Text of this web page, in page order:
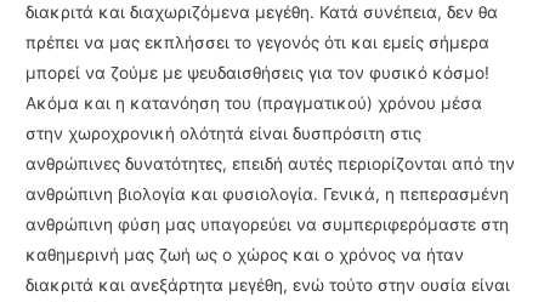
διακριτά και διαχωριζόμενα μεγέθη. Κατά συνέπεια, δεν θα
πρέπει να μας εκπλήσσει το γεγονός ότι και εμείς σήμερα
μπορεί να ζούμε με ψευδαι­σθήσεις για τον φυσικό κόσμο!
Ακόμα και η κατανόηση του (πραγματικού) χρόνου μέσα
στην χωροχρονική ολότητά είναι δυσπρόσιτη στις
ανθρώπινες δυνατότητες, επειδή αυτές περιορίζονται από την
ανθρώπινη βιολογία και φυσιολογία. Γενικά, η πεπερασμένη
ανθρώ­πινη φύση μας υπαγορεύει να συμπεριφερόμαστε στη
καθημερινή μας ζωή ως ο χώρος και ο χρόνος να ήταν
διακριτά και ανεξάρτητα μεγέθη, ενώ τούτο στην ουσία είναι